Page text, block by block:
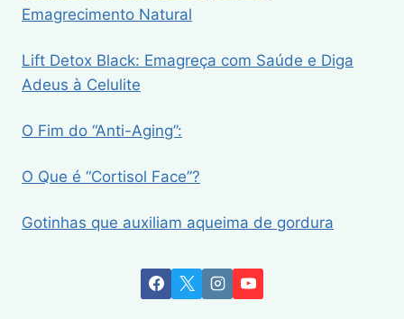
Emagrecimento Natural
Lift Detox Black: Emagreça com Saúde e Diga
Adeus à Celulite
O Fim do “Anti-Aging”:
O Que é “Cortisol Face”?
Gotinhas que auxiliam aqueima de gordura